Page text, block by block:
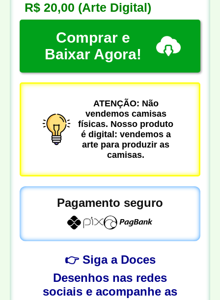
R$ 20,00 (Arte Digital)
Comprar e
Baixar Agora!
ATENÇÃO: Não
vendemos camisas
físicas. Nosso produto
é digital: vendemos a
arte para produzir as
camisas.
Pagamento seguro
👉 Siga a Doces
Desenhos nas redes
sociais e acompanhe as